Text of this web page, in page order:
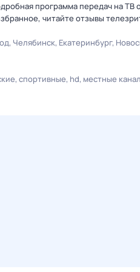
программа передач на
читайте отзывы
Челябинск Екатеринбург
спортивные hd местные